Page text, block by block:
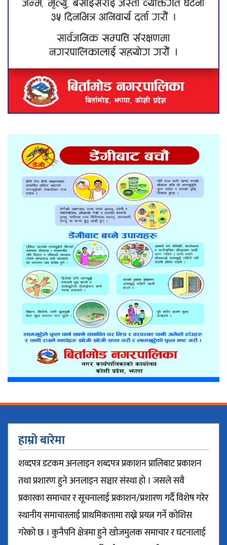
हाम्रो बारेमा
शव्दपत्र डटकम अनलाइन शब्दपत्र प्रकाशन प्रालिबाट प्रकाशन
तथा प्रशारण हुने अनलाइन सञ्चार संस्था हो । जसले सवै
प्रकारका समाचार र सूचनालाई प्रकाशन/प्रशारण गर्दै विशेष गरेर
स्थानीय समाचारलाई प्राथमिकतामा राख्ने प्रयत्न गर्ने कोशिस
गरेको छ । कुनैपनि क्षेत्रमा हुने खोजमुलक समाचार र घटनालाई